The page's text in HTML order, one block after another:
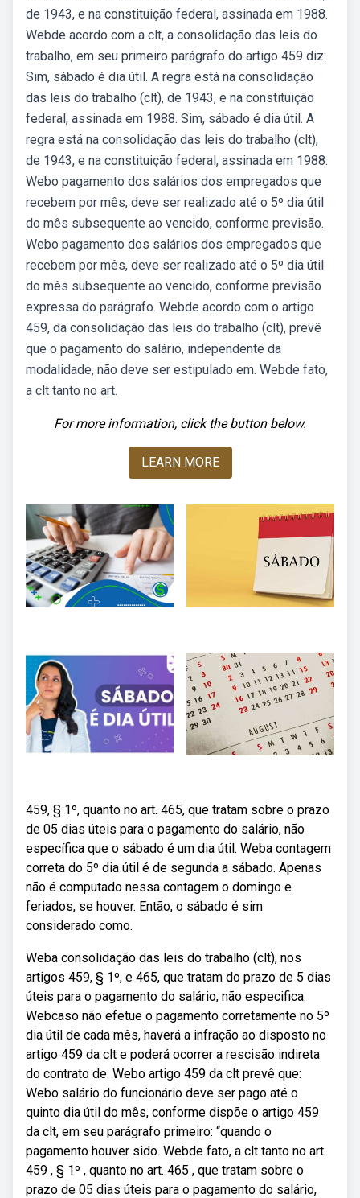
de 1943, e na constituição federal, assinada em 1988.
Webde acordo com a clt, a consolidação das leis do
trabalho, em seu primeiro parágrafo do artigo 459 diz:
Sim, sábado é dia útil. A regra está na consolidação
das leis do trabalho (clt), de 1943, e na constituição
federal, assinada em 1988. Sim, sábado é dia útil. A
regra está na consolidação das leis do trabalho (clt),
de 1943, e na constituição federal, assinada em 1988.
Webo pagamento dos salários dos empregados que
recebem por mês, deve ser realizado até o 5º dia útil
do mês subsequente ao vencido, conforme previsão.
Webo pagamento dos salários dos empregados que
recebem por mês, deve ser realizado até o 5º dia útil
do mês subsequente ao vencido, conforme previsão
expressa do parágrafo. Webde acordo com o artigo
459, da consolidação das leis do trabalho (clt), prevê
que o pagamento do salário, independente da
modalidade, não deve ser estipulado em. Webde fato,
a clt tanto no art.
For more information, click the button below.
LEARN MORE
459, § 1º, quanto no art. 465, que tratam sobre o prazo
de 05 dias úteis para o pagamento do salário, não
específica que o sábado é um dia útil. Weba contagem
correta do 5º dia útil é de segunda a sábado. Apenas
não é computado nessa contagem o domingo e
feriados, se houver. Então, o sábado é sim
considerado como.
Weba consolidação das leis do trabalho (clt), nos
artigos 459, § 1º, e 465, que tratam do prazo de 5 dias
úteis para o pagamento do salário, não especifica.
Webcaso não efetue o pagamento corretamente no 5º
dia útil de cada mês, haverá a infração ao disposto no
artigo 459 da clt e poderá ocorrer a rescisão indireta
do contrato de. Webo artigo 459 da clt prevê que:
Webo salário do funcionário deve ser pago até o
quinto dia útil do mês, conforme dispõe o artigo 459
da clt, em seu parágrafo primeiro: “quando o
pagamento houver sido. Webde fato, a clt tanto no art.
459 , § 1º , quanto no art. 465 , que tratam sobre o
prazo de 05 dias úteis para o pagamento do salário,